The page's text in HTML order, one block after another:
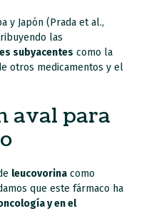
y Japón (Prada et al.,
las
subyacentes como la
otros medicamentos y el
aval para
leucovorina como
que este fármaco ha
y en el